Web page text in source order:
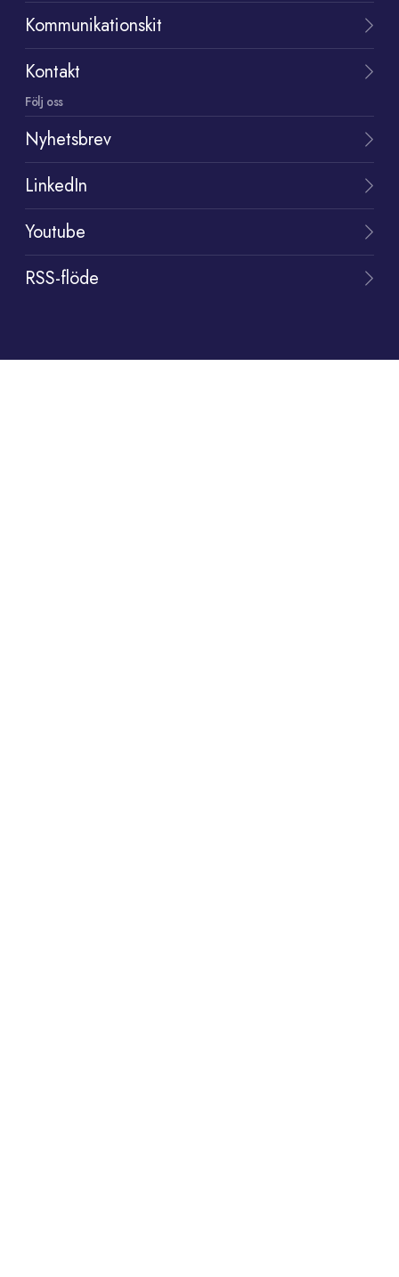
Kommunikationskit
Kontakt
Följ oss
Nyhetsbrev
LinkedIn
Youtube
RSS-flöde